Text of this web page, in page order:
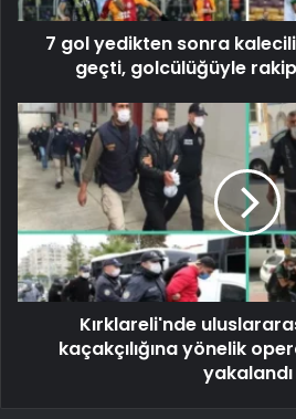
7 gol yedikten sonra
geçti, golcülüğüyle
Kırklareli'nde
kaçakçılığına yönelik
yakalandı